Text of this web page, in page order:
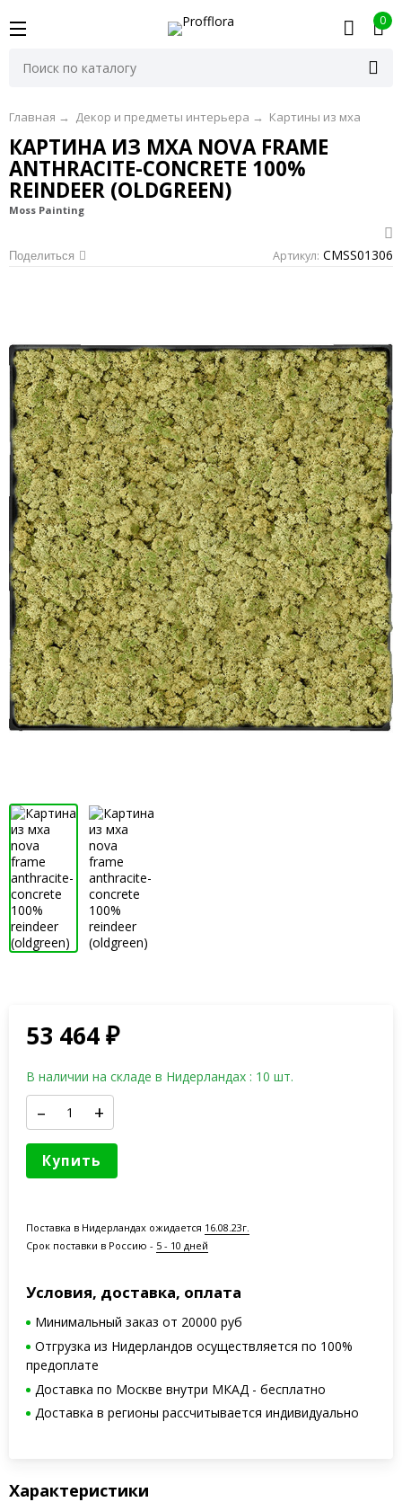
0
Главная → Декор и предметы интерьера → Картины из мха
КАРТИНА ИЗ МХА NOVA FRAME
ANTHRACITE-CONCRETE 100%
REINDEER (OLDGREEN)
Moss Painting
Поделиться Артикул: CMSS01306
53 464₽
В наличии на складе в Нидерландах : 10 шт.
– +
Купить
Поставка в Нидерландах ожидается 16.08.23г.
Срок поставки в Россию - 5 - 10 дней
Условия, доставка, оплата
Минимальный заказ от 20000 руб
Отгрузка из Нидерландов осуществляется по 100%
предоплате
Доставка по Москве внутри МКАД - бесплатно
Доставка в регионы рассчитывается индивидуально
Характеристики